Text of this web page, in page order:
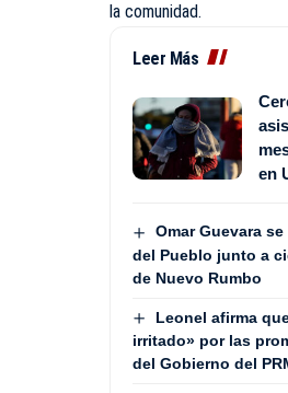
la comunidad.
Leer Más
en
Omar Guevara
del Pueblo junto a
de Nuevo Rumbo
Leonel afirma
irritado» por las
del Gobierno del